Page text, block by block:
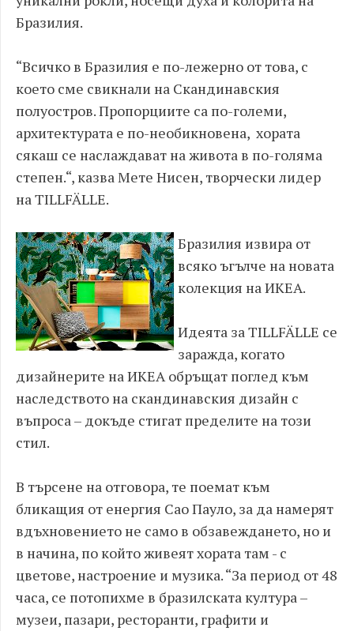
Бразилия.
“Всичко в Бразилия е по-лежерно от това, с
което сме свикнали на Скандинавския
полуостров. Пропорциите са по-големи,
архитектурата е по-необикновена, хората
сякаш се наслаждават на живота в по-голяма
степен.“, казва Мете Нисен, творчески лидер
на TILLFÄLLE.
Бразилия извира от
всяко ъгълче на новата
колекция на ИКЕА.
Идеята за TILLFÄLLE се
заражда, когато
дизайнерите на ИКЕА обръщат поглед към
наследството на скандинавския дизайн с
въпроса – докъде стигат пределите на този
стил.
В търсене на отговора, те поемат към
бликащия от енергия Сао Пауло, за да намерят
вдъхновението не само в обзавеждането, но и
в начина, по който живеят хората там - с
цветове, настроение и музика. “За период от 48
часа, се потопихме в бразилската култура –
музеи, пазари, ресторанти, графити и